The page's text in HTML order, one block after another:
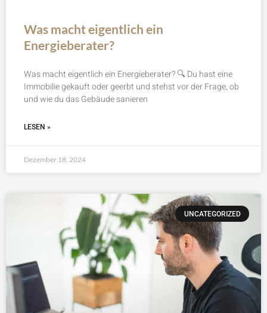
Was macht eigentlich ein
Energieberater?
Was macht eigentlich ein Energieberater? 🔍 Du hast eine
Immobilie gekauft oder geerbt und stehst vor der Frage, ob
und wie du das Gebäude sanieren
LESEN »
Dezember 18, 2024
UNCATEGORIZED